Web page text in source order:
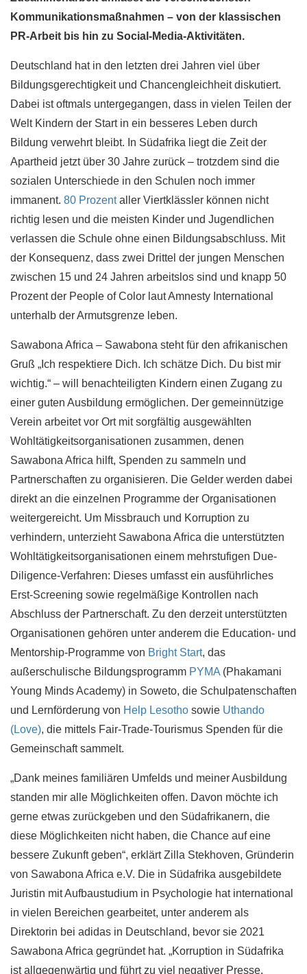
Kommunikationsmaßnahmen – von der klassischen
PR-Arbeit bis hin zu Social-Media-Aktivitäten.
Deutschland hat in den letzten drei Jahren viel über
Bildungsgerechtigkeit und Chancengleichheit diskutiert.
Dabei ist oftmals untergegangen, dass in vielen Teilen der
Welt Kindern der Start in ein besseres Leben durch
Bildung verwehrt bleibt. In Südafrika liegt die Zeit der
Apartheid jetzt über 30 Jahre zurück – trotzdem sind die
sozialen Unterschiede in den Schulen noch immer
immanent. 80 Prozentaller Viertklässler können nicht
richtig lesen und die meisten Kinder und Jugendlichen
verlassen die Schule ohne einen Bildungsabschluss. Mit
der Konsequenz, dass zwei Drittel der jungen Menschen
zwischen 15 und 24 Jahren arbeitslos sind und knapp 50
Prozent der People of Color laut Amnesty International
unterhalb der Armutsgrenze leben.
Sawabona Africa – Sawabona steht für den afrikanischen
Gruß „Ich respektiere Dich. Ich schätze Dich. Du bist mir
wichtig.“ – will benachteiligten Kindern einen Zugang zu
einer guten Ausbildung ermöglichen. Der gemeinnützige
Verein arbeitet vor Ort mit sorgfältig ausgewählten
Wohltätigkeitsorganisationen zusammen, denen
Sawabona Africa hilft, Spenden zu sammeln und
Partnerschaften zu organisieren. Die Gelder werden dabei
direkt an die einzelnen Programme der Organisationen
weitergereicht. Um Missbrauch und Korruption zu
verhindern, unterzieht Sawabona Africa die unterstützten
Wohltätigkeitsorganisationen einem mehrstufigen Due-
Diligence-Verfahren: Dieses umfasst ein ausführliches
Erst-Screening sowie regelmäßige Kontrollen nach
Abschluss der Partnerschaft. Zu den derzeit unterstützten
Organisationen gehören unter anderem die Education- und
Mentorship-Programme von Bright Start, das
außerschulische Bildungsprogramm PYMA (Phakamani
Young Minds Academy) in Soweto, die Schulpatenschaften
und Lernförderung von Help Lesotho sowie Uthando
(Love), die mittels Fair-Trade-Tourismus Spenden für die
Gemeinschaft sammelt.
„Dank meines familiären Umfelds und meiner Ausbildung
standen mir alle Möglichkeiten offen. Davon möchte ich
gerne etwas zurückgeben und den Südafrikanern, die
diese Möglichkeiten nicht haben, die Chance auf eine
bessere Zukunft geben“, erklärt Zilla Stekhoven, Gründerin
von Sawabona Africa e.V. Die in Südafrika ausgebildete
Juristin mit Aufbaustudium in Psychologie hat international
in vielen Bereichen gearbeitet, unter anderem als
Direktorin bei adidas in Deutschland, bevor sie 2021
Sawabona Africa gegründet hat. „Korruption in Südafrika
ist allgegenwärtig und führt zu viel negativer Presse.